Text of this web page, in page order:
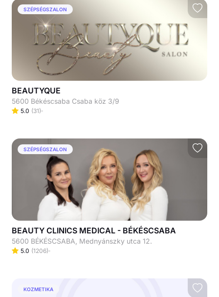
SZÉPSÉGSZALON
BEAUTYQUE
5600 Békéscsaba Csaba köz 3/9
5.0 (31)
SZÉPSÉGSZALON
BEAUTY CLINICS MEDICAL - BÉKÉSCSABA
5600 BÉKÉSCSABA, Mednyánszky utca 12.
5.0 (1206)
KOZMETIKA